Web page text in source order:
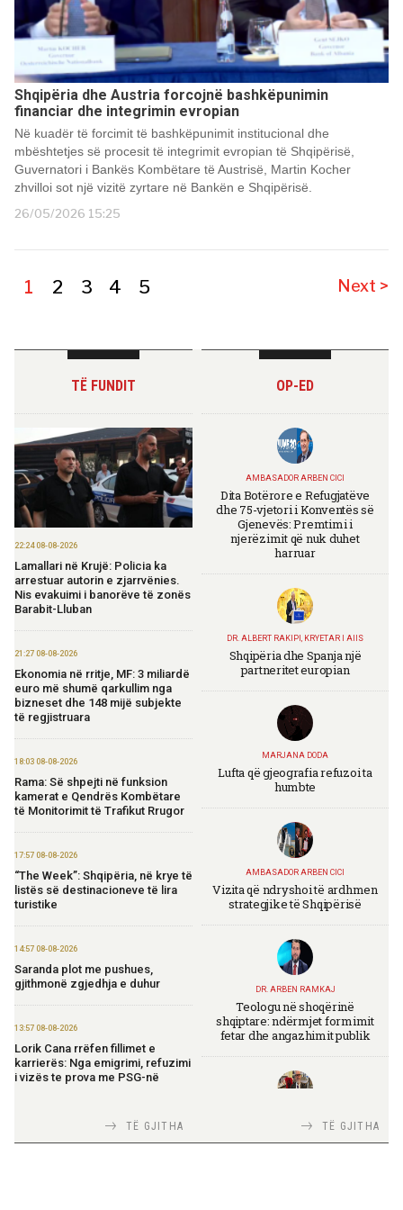
Shqipëria dhe Austria forcojnë bashkëpunimin
financiar dhe integrimin evropian
Në kuadër të forcimit të bashkëpunimit institucional dhe
mbështetjes së procesit të integrimit evropian të Shqipërisë,
Guvernatori i Bankës Kombëtare të Austrisë, Martin Kocher
zhvilloi sot një vizitë zyrtare në Bankën e Shqipërisë.
26/05/2026 15:25
1 2 3 4 5 Next >
TË FUNDIT
22:24 08-08-2026
Lamallari në Krujë: Policia ka
arrestuar autorin e zjarrvënies.
Nis evakuimi i banorëve të zonës
Barabit-Lluban
21:27 08-08-2026
Ekonomia në rritje, MF: 3 miliardë
euro më shumë qarkullim nga
bizneset dhe 148 mijë subjekte
të regjistruara
18:03 08-08-2026
Rama: Së shpejti në funksion
kamerat e Qendrës Kombëtare
të Monitorimit të Trafikut Rrugor
17:57 08-08-2026
“The Week”: Shqipëria, në krye të
listës së destinacioneve të lira
turistike
14:57 08-08-2026
Saranda plot me pushues,
gjithmonë zgjedhja e duhur
13:57 08-08-2026
Lorik Cana rrëfen fillimet e
karrierës: Nga emigrimi, refuzimi
i vizës te prova me PSG-në
Vijojnë punimet për Muzeun
TË GJITHA
OP-ED
AMBASADOR ARBEN CICI
Dita Botërore e Refugjatëve
dhe 75-vjetori i Konventës së
Gjenevës: Premtimi i
njerëzimit që nuk duhet
harruar
DR. ALBERT RAKIPI, KRYETAR I AIIS
Shqipëria dhe Spanja një
partneritet europian
MARJANA DODA
Lufta që gjeografia refuzoi ta
humbte
AMBASADOR ARBEN CICI
Vizita që ndryshoi të ardhmen
strategjike të Shqipërisë
DR. ARBEN RAMKAJ
Teologu në shoqërinë
shqiptare: ndërmjet formimit
fetar dhe angazhimit publik
TIRANA DIPLOMATTË GJITHA